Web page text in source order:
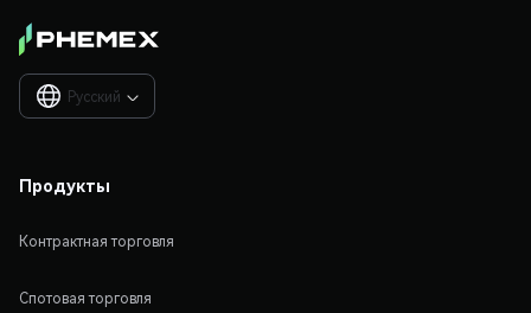
Русский 
Продукты
Контрактная торговля
Спотовая торговля